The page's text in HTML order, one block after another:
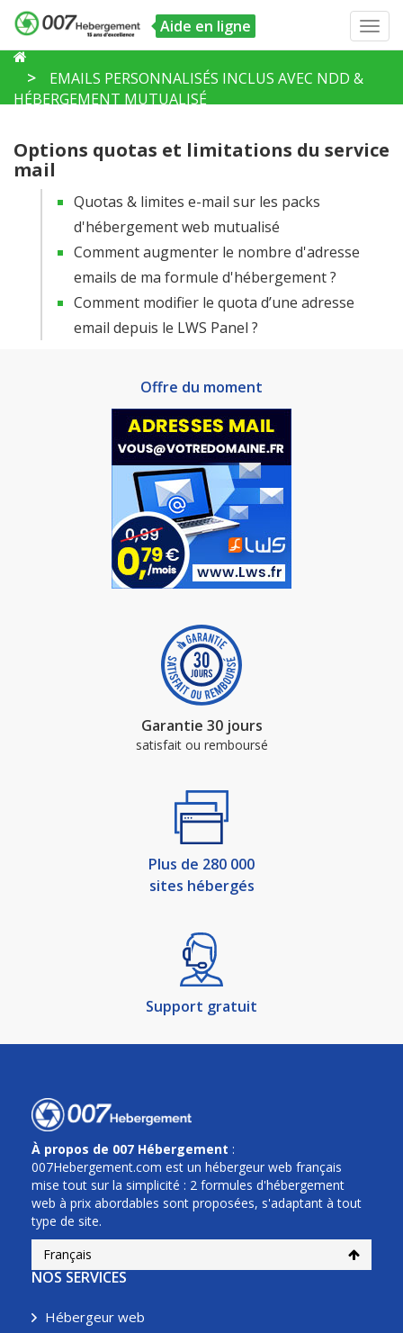
Aide en ligne
EMAILS PERSONNALISÉS INCLUS AVEC NDD &
HÉBERGEMENT MUTUALISÉ
Options quotas et limitations du service
mail
Quotas & limites e-mail sur les packs
d'hébergement web mutualisé
Comment augmenter le nombre d'adresse
emails de ma formule d'hébergement ?
Comment modifier le quota d’une adresse
email depuis le LWS Panel ?
Offre du moment
Garantie 30 jours
satisfait ou remboursé
Plus de 280 000
sites hébergés
Support gratuit
À propos de 007 Hébergement :
007Hebergement.com est un hébergeur web français
mise tout sur la simplicité : 2 formules d'hébergement
web à prix abordables sont proposées, s'adaptant à tout
type de site.
Français
NOS SERVICES
Hébergeur web